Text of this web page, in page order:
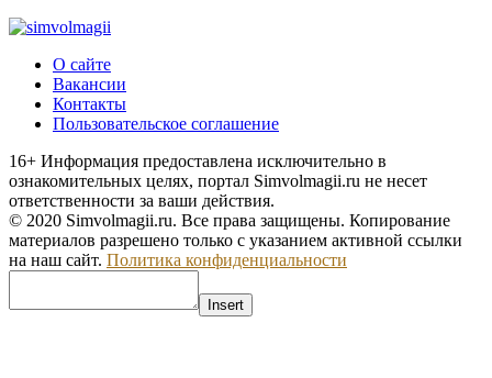
О сайте
Вакансии
Контакты
Пользовательское соглашение
16+ Информация предоставлена исключительно в
ознакомительных целях, портал Simvolmagii.ru не несет
ответственности за ваши действия.
© 2020 Simvolmagii.ru. Все права защищены. Копирование
материалов разрешено только с указанием активной ссылки
на наш сайт. Политика конфиденциальности
Insert